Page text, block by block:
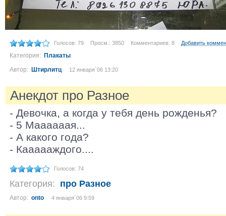
Голосов: 79 Просм.: 3850 Комментариев: 8 Добавить
Категория: Плакаты
Автор: Штирлитц 12 января´06 13:20
Анекдот про Разное
- Девочка, а когда у тебя день рожденья?
- 5 Маааааая...
- А какого года?
- Каааааждого....
Голосов: 74
Категория: про Разное
Автор: onto 4 января´06 9:59